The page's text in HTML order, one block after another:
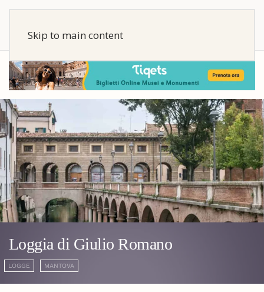
Skip to main content
Loggia di Giulio Romano
LOGGE MANTOVA